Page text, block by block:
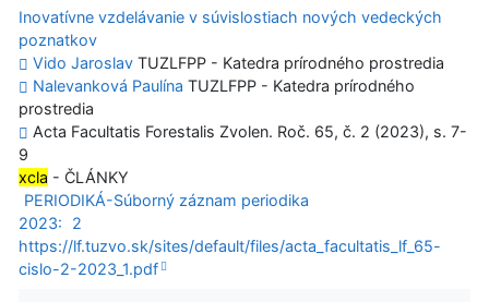
Inovatívne vzdelávanie v súvislostiach nových vedeckých
poznatkov
Vido Jaroslav TUZLFPP - Katedra prírodného prostredia
Nalevanková Paulína TUZLFPP - Katedra prírodného
prostredia
Acta Facultatis Forestalis Zvolen. Roč. 65, č. 2 (2023), s. 7-
9
xcla - ČLÁNKY
PERIODIKÁ-Súborný záznam periodika
2023:
2
https://lf.tuzvo.sk/sites/default/files/acta_facultatis_lf_65-
cislo-2-2023_1.pdf